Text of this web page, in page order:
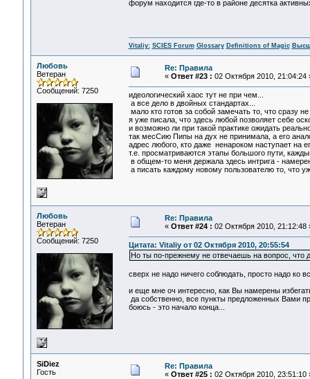
форум находится где-то в районе десятка
Vitaliy: SCIES Forum Glossary Definitions of Magic
Любовь
Ветеран
Сообщений: 7250
Re: Правила
« Ответ #23 : 02 Октября 2010, 21:04:24
идеологический хаос тут не при чем...
а все дело в двойных стандартах...
мало кто готов за собой замечать то, что сразу
я уже писала, что здесь любой позволяет себе
и возможно ли при такой практике ожидать
так месСию Пипы на дух не принимала, а его
адрес любого, кто даже ненароком наступает на
т.е. просматриваются этапы большого пути,
в общем-то меня держала здесь интрига -
а писать каждому новому пользователю то, что
Любовь
Ветеран
Сообщений: 7250
Re: Правила
« Ответ #24 : 02 Октября 2010, 21:12:48
Цитата: Vitaliy от 02 Октября 2010, 20:55:54
Но ты по-прежнему не отвечаешь на вопрос, что
сверх не надо ничего соблюдать, просто надо ко
и еще мне оч интересно, как Вы намерены
да собственно, все пункты предложенных Вами
боюсь - это начало конца...
SiDiеz
Гость
Re: Правила
« Ответ #25 : 02 Октября 2010, 23:51:10